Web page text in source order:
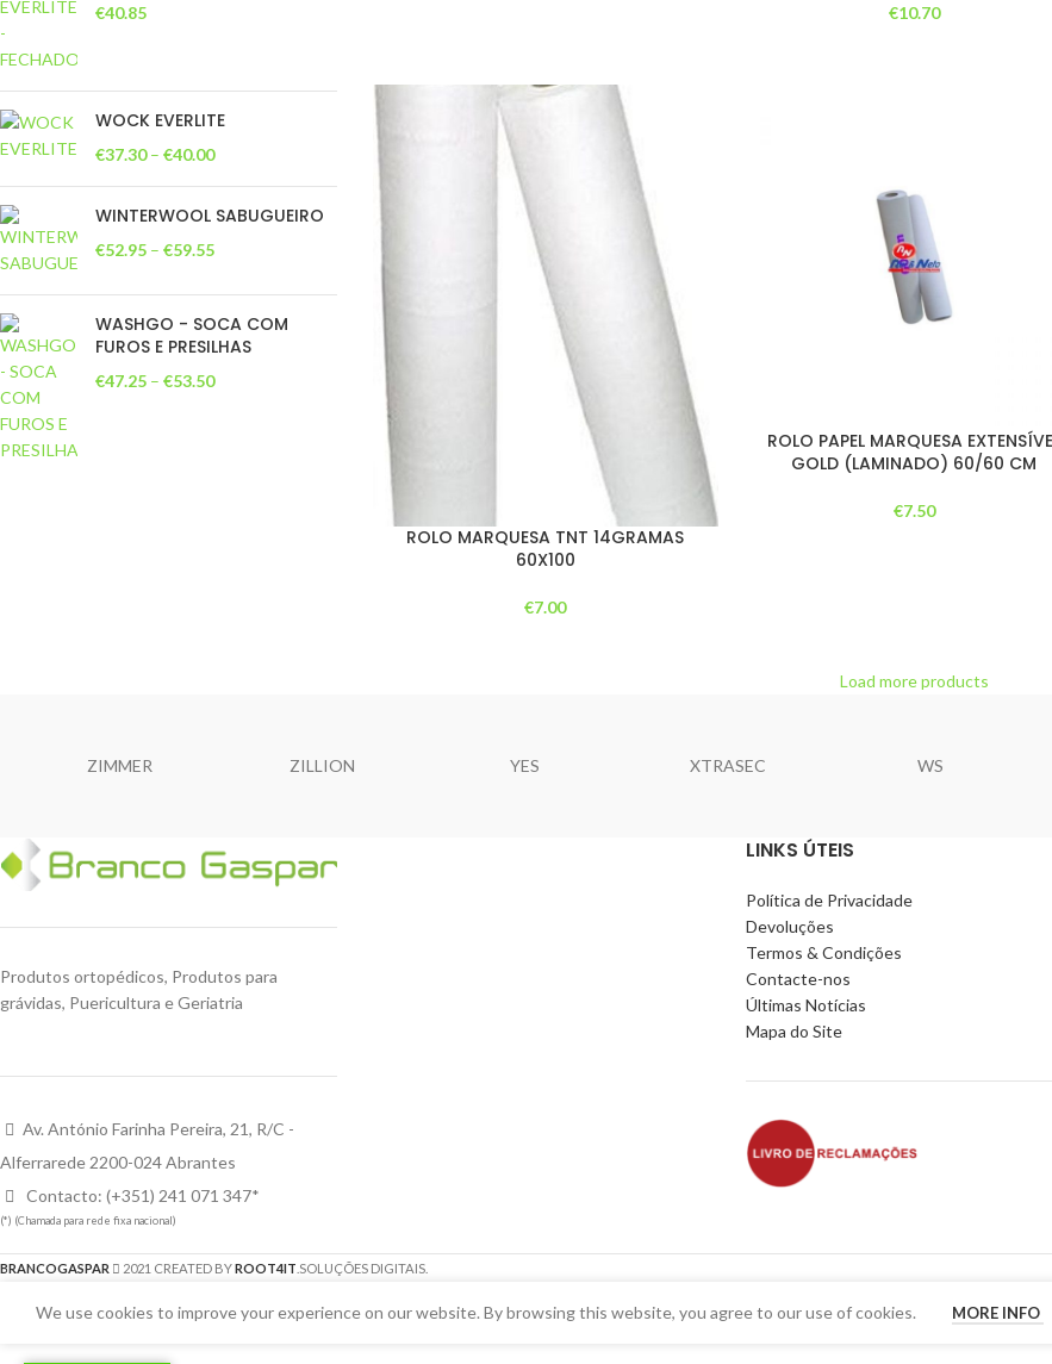
€40.85
WOCK EVERLITE
€37.30 – €40.00
WINTERWOOL SABUGUEIRO
€52.95 – €59.55
WASHGO - SOCA COM
FUROS E PRESILHAS
€47.25 – €53.50
€10.70
ROLO MARQUESA TNT 14GRAMAS
60X100
€7.00
ROLO PAPEL MARQUESA
GOLD (LAMINADO) 60/60 CM
€7.50
Load more products
ZIMMER ZILLION YES XTRASEC WS
Produtos ortopédicos, Produtos para
grávidas, Puericultura e Geriatria
Av. António Farinha Pereira, 21, R/C -
Alferrarede 2200-024 Abrantes
Contacto: (+351) 241 071 347*
(*) (Chamada para rede fixa nacional)
LINKS ÚTEIS
Política de Privacidade
Devoluções
Termos & Condições
Contacte-nos
Últimas Notícias
Mapa do Site
BRANCOGASPAR 2021 CREATED BYROOT4IT .SOLUÇÕES DIGITAIS.
We use cookies to improve your experience on our website. By browsing this website, you agree to our use of cookies. MORE INFO